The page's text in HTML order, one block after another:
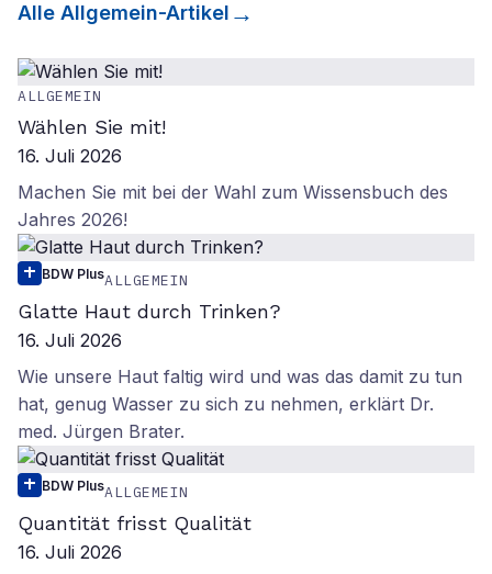
Alle Allgemein-Artikel
ALLGEMEIN
Wählen Sie mit!
16. Juli 2026
Machen Sie mit bei der Wahl zum Wissensbuch des
Jahres 2026!
BDW PlusALLGEMEIN
Glatte Haut durch Trinken?
16. Juli 2026
Wie unsere Haut faltig wird und was das damit zu tun
hat, genug Wasser zu sich zu nehmen, erklärt Dr.
med. Jürgen Brater.
BDW PlusALLGEMEIN
Quantität frisst Qualität
16. Juli 2026